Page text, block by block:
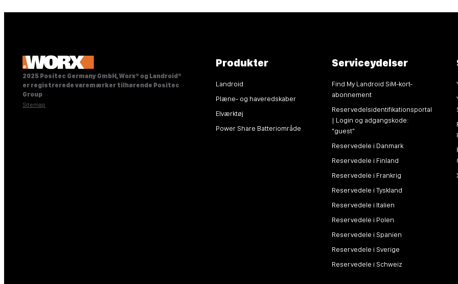
2025 Positec Germany GmbH, Worx® og Landroid®
er registrerede varemærker tilhørende Positec
Group
Sitemap
Produkter
Landroid
Plæne- og haveredskaber
Elværktøj
Power Share Batteriområde
Serviceydelser
Find My Landroid SiM-kort-
abonnement
Reservedelsidentifikationsportal
| Login og adgangskode:
"guest"
Reservedele i Danmark
Reservedele i Finland
Reservedele i Frankrig
Reservedele i Tyskland
Reservedele i Italien
Reservedele i Polen
Reservedele i Spanien
Reservedele i Sverige
Reservedele i Schweiz